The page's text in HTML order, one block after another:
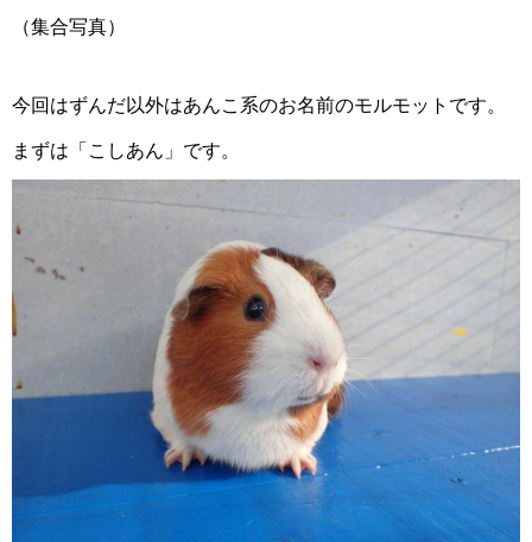
（集合写真）
今回はずんだ以外はあんこ系のお名前のモルモットです。
まずは「こしあん」です。